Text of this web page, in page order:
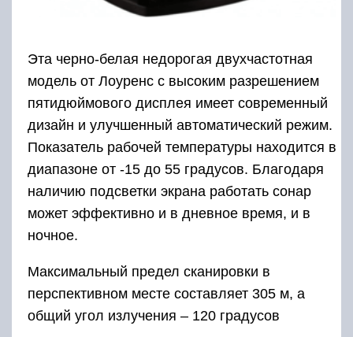
Эта черно-белая недорогая двухчастотная
модель от Лоуренс с высоким разрешением
пятидюймового дисплея имеет современный
дизайн и улучшенный автоматический режим.
Показатель рабочей температуры находится в
диапазоне от -15 до 55 градусов. Благодаря
наличию подсветки экрана работать сонар
может эффективно и в дневное время, и в
ночное.
Максимальный предел сканировки в
перспективном месте составляет 305 м, а
общий угол излучения – 120 градусов